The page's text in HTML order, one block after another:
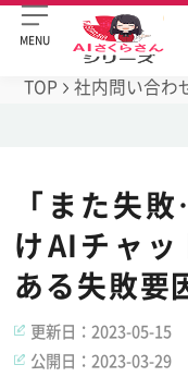
MENU
TOP 社内問い合わ
「また失
けAIチャッ
ある失敗要
更新日：2023-05-15
公開日：2023-03-29